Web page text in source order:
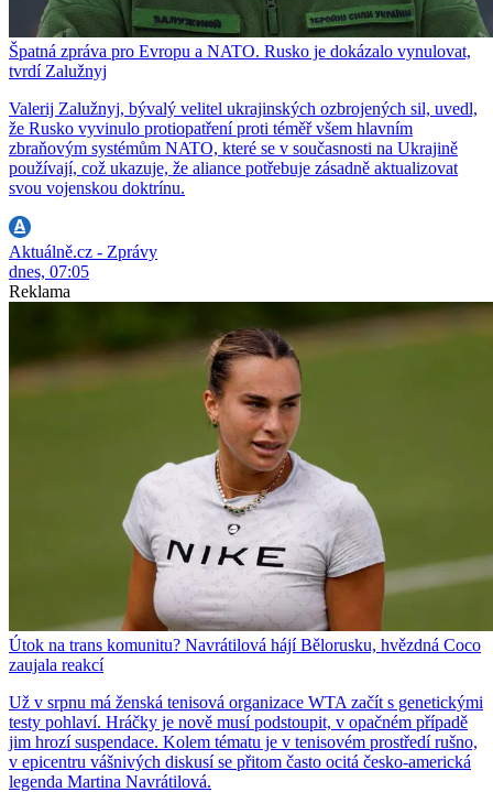
Špatná zpráva pro Evropu a NATO. Rusko je dokázalo vynulovat,
tvrdí Zalužnyj
Valerij Zalužnyj, bývalý velitel ukrajinských ozbrojených sil, uvedl,
že Rusko vyvinulo protiopatření proti téměř všem hlavním
zbraňovým systémům NATO, které se v současnosti na Ukrajině
používají, což ukazuje, že aliance potřebuje zásadně aktualizovat
svou vojenskou doktrínu.
Aktuálně.cz - Zprávy
dnes, 07:05
Reklama
Útok na trans komunitu? Navrátilová hájí Bělorusku, hvězdná Coco
zaujala reakcí
Už v srpnu má ženská tenisová organizace WTA začít s genetickými
testy pohlaví. Hráčky je nově musí podstoupit, v opačném případě
jim hrozí suspendace. Kolem tématu je v tenisovém prostředí rušno,
v epicentru vášnivých diskusí se přitom často ocitá česko-americká
legenda Martina Navrátilová.